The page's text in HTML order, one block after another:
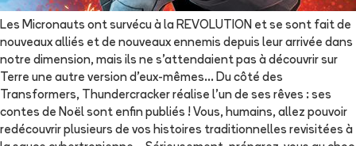
Les Micronauts ont survécu à la REVOLUTION et se sont fait de
nouveaux alliés et de nouveaux ennemis depuis leur arrivée dans
notre dimension, mais ils ne s'attendaient pas à découvrir sur
Terre une autre version d'eux-mêmes... Du côté des
Transformers, Thundercracker réalise l'un de ses rêves : ses
contes de Noël sont enfin publiés ! Vous, humains, allez pouvoir
redécouvrir plusieurs de vos histoires traditionnelles revisitées à